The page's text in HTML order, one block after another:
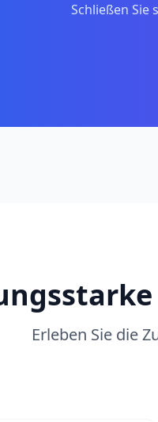
Schließen Sie
Erleben Sie die